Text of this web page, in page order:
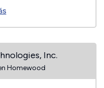
Inc.
Homewood